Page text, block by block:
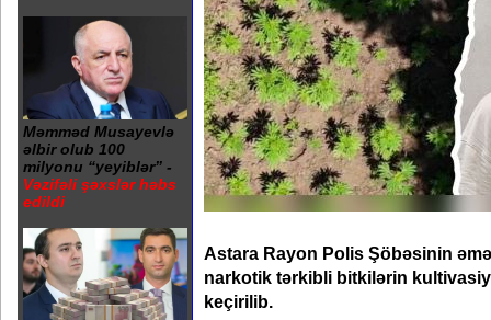
Məmməd Musayevlə
əlbir olub 100
milyonu “yeyiblər” -
Vəzifəli şəxslər həbs
edildi
Astara Rayon Polis Şöbəsinin
narkotik tərkibli bitkilərin
keçirilib.